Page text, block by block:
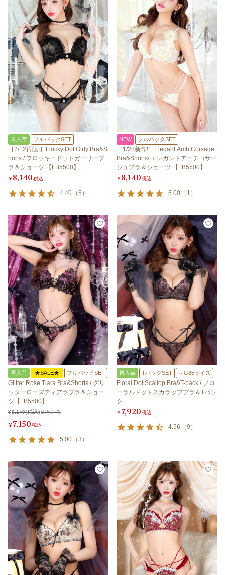
再入荷 フルバックSET
［2/12再販!］Flocky Dot Girly Bra&S
horts / フロッキードットガーリーブ
ラ＆ショーツ 【LB5500】
¥8,140税込
4.40 （5 ）
NEW フルバックSET
［1/28新作!］Elegant Arch Corsage
Bra&Shorts/ エレガントアーチコサー
ジュブラ＆ショーツ 【LB5500】
¥8,140税込
5.00 （ 1 ）
再入荷 ★SALE★ フルバックSET
Glitter Rose Tiara Bra&Shorts / グリ
ッターローズティアラブラ＆ショー
ツ【LB5500】
¥8,140 のところ
¥7,150税込
5.00 （3 ）
再入荷 TバックSET ～G85サイズ
Floral Dot Scallop Bra&T-back / フロ
ーラルドットスカラップブラ＆Tバッ
ク
¥7,920税込
4.56 （9 ）